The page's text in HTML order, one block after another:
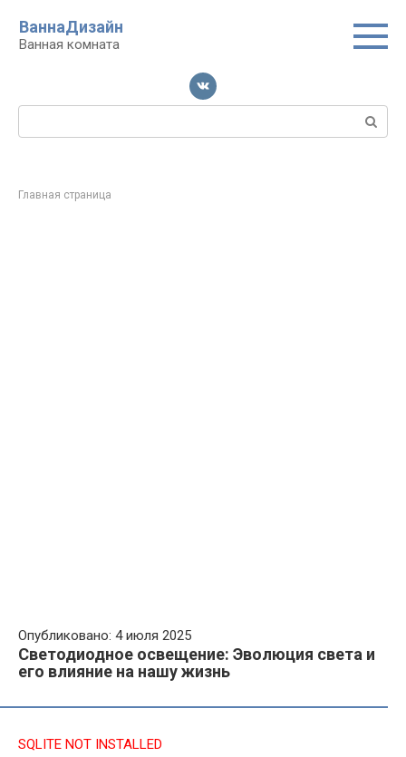
контенту
ВаннаДизайн
Ванная комната
Поиск:
Главная страница
Опубликовано: 4 июля 2025
Светодиодное освещение: Эволюция света и
его влияние на нашу жизнь
SQLITE NOT INSTALLED